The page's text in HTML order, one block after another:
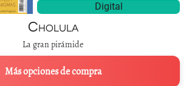
Digital
Cholula
La gran pirámide
Más opciones de compra